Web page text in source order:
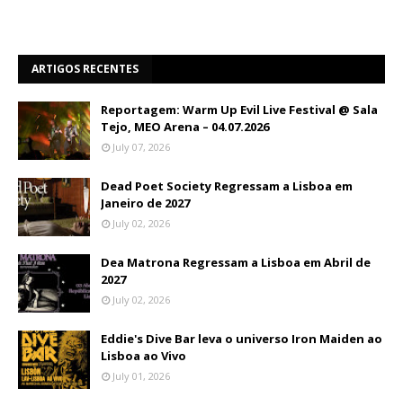
ARTIGOS RECENTES
Reportagem: Warm Up Evil Live Festival @ Sala
Tejo, MEO Arena – 04.07.2026
July 07, 2026
Dead Poet Society Regressam a Lisboa em
Janeiro de 2027
July 02, 2026
Dea Matrona Regressam a Lisboa em Abril de
2027
July 02, 2026
Eddie's Dive Bar leva o universo Iron Maiden ao
Lisboa ao Vivo
July 01, 2026